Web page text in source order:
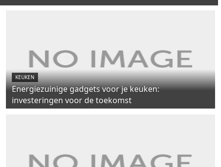
KEUKEN
Energiezuinige gadgets voor je keuken:
investeringen voor de toekomst